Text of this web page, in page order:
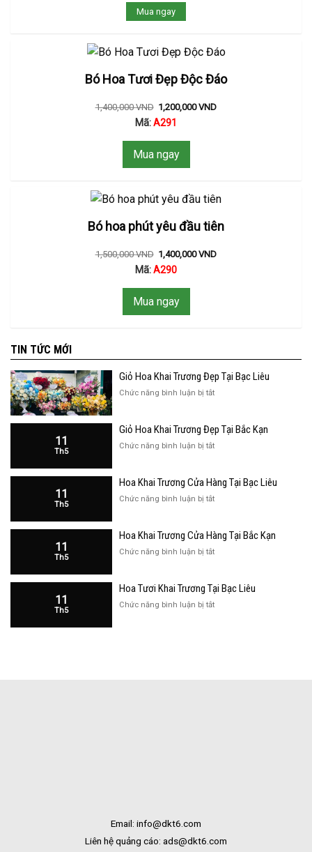
Mua ngay
Bó Hoa Tươi Đẹp Độc Đáo
1,400,000VND 1,200,000VND
Mã:A291
Mua ngay
Bó hoa phút yêu đầu tiên
1,500,000VND 1,400,000VND
Mã:A290
Mua ngay
TIN TỨC MỚI
Giỏ Hoa Khai Trương Đẹp Tại Bạc Liêu
Chức năng bình luận bị tắtở
Khai
Đẹp
Liêu
11
Th5
Giỏ Hoa Khai Trương Đẹp Tại Bắc Kạn
Chức năng bình luận bị tắtở
Khai
Đẹp
Kạn
11
Th5
Hoa Khai Trương Cửa Hàng Tại Bạc Liêu
Chức năng bình luận bị tắtở
Trương
Hàng
Liêu
11
Th5
Hoa Khai Trương Cửa Hàng Tại Bắc Kạn
Chức năng bình luận bị tắtở
Trương
Hàng
11
Th5
Hoa Tươi Khai Trương Tại Bạc Liêu
Chức năng bình luận bị tắtở
Email: info@dkt6.com
Liên hệ quảng cáo: ads@dkt6.com